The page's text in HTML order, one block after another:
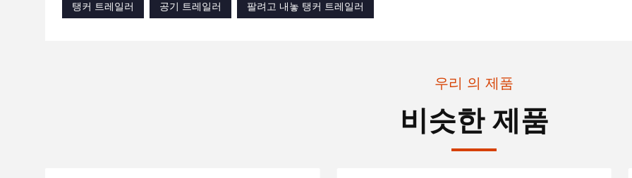
탱커 트레일러
공기 트레일러 팔려고 내놓 탱커 트레일러
우리 의 제품
비슷한 제품